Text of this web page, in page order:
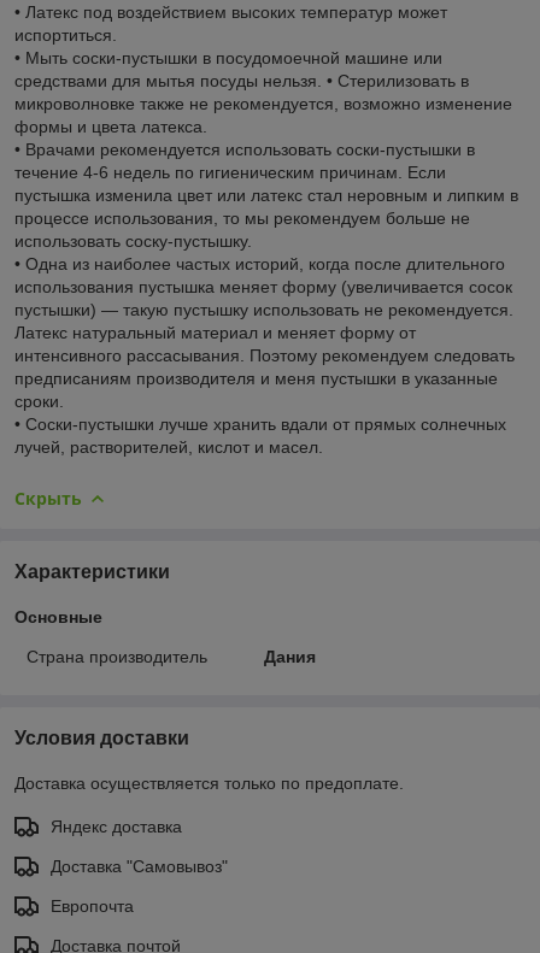
• Латекс под воздействием высоких температур может
испортиться.
• Мыть соски-пустышки в посудомоечной машине или
средствами для мытья посуды нельзя. • Стерилизовать в
микроволновке также не рекомендуется, возможно изменение
формы и цвета латекса.
• Врачами рекомендуется использовать соски-пустышки в
течение 4-6 недель по гигиеническим причинам. Если
пустышка изменила цвет или латекс стал неровным и липким в
процессе использования, то мы рекомендуем больше не
использовать соску-пустышку.
• Одна из наиболее частых историй, когда после длительного
использования пустышка меняет форму (увеличивается сосок
пустышки) — такую пустышку использовать не рекомендуется.
Латекс натуральный материал и меняет форму от
интенсивного рассасывания. Поэтому рекомендуем следовать
предписаниям производителя и меня пустышки в указанные
сроки.
• Соски-пустышки лучше хранить вдали от прямых солнечных
лучей, растворителей, кислот и масел.
Скрыть
Характеристики
Основные
Страна производитель Дания
Условия доставки
Доставка осуществляется только по предоплате.
Яндекс доставка
Доставка "Самовывоз"
Европочта
Доставка почтой